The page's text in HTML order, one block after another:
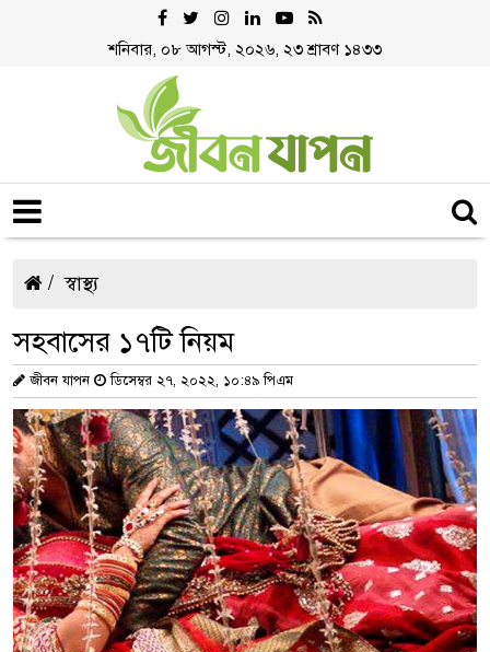
শনিবার, ০৮ আগস্ট, ২০২৬, ২৩ শ্রাবণ ১৪৩৩
স্বাস্থ্য
সহবাসের ১৭টি নিয়ম
জীবন যাপন ডিসেম্বর ২৭, ২০২২, ১০:৪৯ পিএম